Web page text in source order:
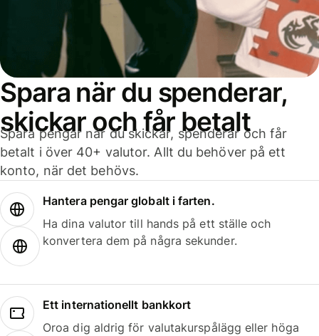
Spara när du spenderar,
skickar och får betalt
Spara pengar när du skickar, spenderar och får
betalt i över 40+ valutor. Allt du behöver på ett
konto, när det behövs.
Hantera pengar globalt i farten.
Ha dina valutor till hands på ett ställe och
konvertera dem på några sekunder.
Ett internationellt bankkort
Oroa dig aldrig för valutakurspålägg eller höga